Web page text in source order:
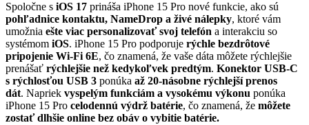
Spoločne s iOS 17 prináša iPhone 15 Pro nové funkcie, ako sú
pohľadnice kontaktu, NameDrop a živé nálepky, ktoré vám
umožnia ešte viac personalizovať svoj telefón a interakciu so
systémom iOS. iPhone 15 Pro podporuje rýchle bezdrôtové
pripojenie Wi-Fi 6E, čo znamená, že vaše dáta môžete rýchlejšie
prenášať rýchlejšie než kedykoľvek predtým. Konektor USB-C
s rýchlosťou USB 3 ponúka až 20-násobne rýchlejší prenos
dát. Napriek vyspelým funkciám a vysokému výkonu ponúka
iPhone 15 Pro celodennú výdrž batérie, čo znamená, že môžete
zostať dlhšie online bez obáv o vybitie batérie.